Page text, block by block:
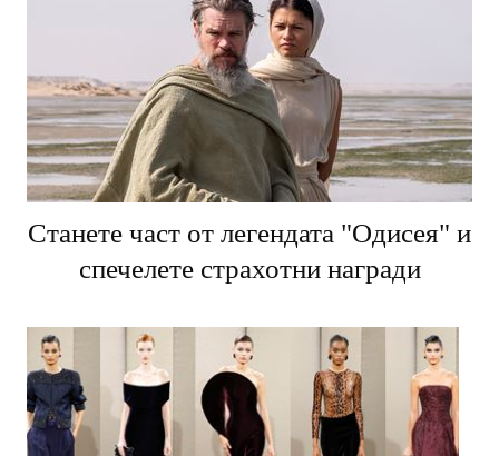
Станете част от легендата "Одисея" и
спечелете страхотни награди